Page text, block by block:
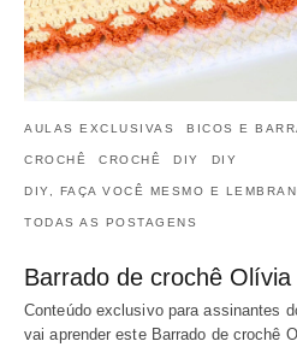
AULAS EXCLUSIVAS BICOS E
CROCHÊ CROCHÊ DIY DIY
DIY, FAÇA VOCÊ MESMO E
TODAS AS POSTAGENS
Barrado de crochê Olívia
Conteúdo exclusivo para assinantes
vai aprender este Barrado de crochê